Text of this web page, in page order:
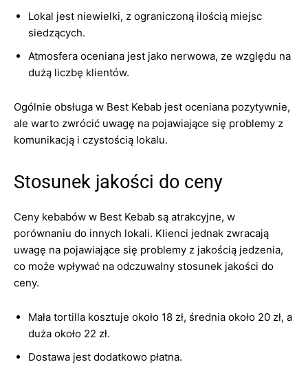
Lokal jest niewielki, z ograniczoną ilością miejsc
siedzących.
Atmosfera oceniana jest jako nerwowa, ze względu na
dużą liczbę klientów.
Ogólnie obsługa w Best Kebab jest oceniana pozytywnie,
ale warto zwrócić uwagę na pojawiające się problemy z
komunikacją i czystością lokalu.
Stosunek jakości do ceny
Ceny kebabów w Best Kebab są atrakcyjne, w
porównaniu do innych lokali. Klienci jednak zwracają
uwagę na pojawiające się problemy z jakością jedzenia,
co może wpływać na odczuwalny stosunek jakości do
ceny.
Mała tortilla kosztuje około 18 zł, średnia około 20 zł, a
duża około 22 zł.
Dostawa jest dodatkowo płatna.